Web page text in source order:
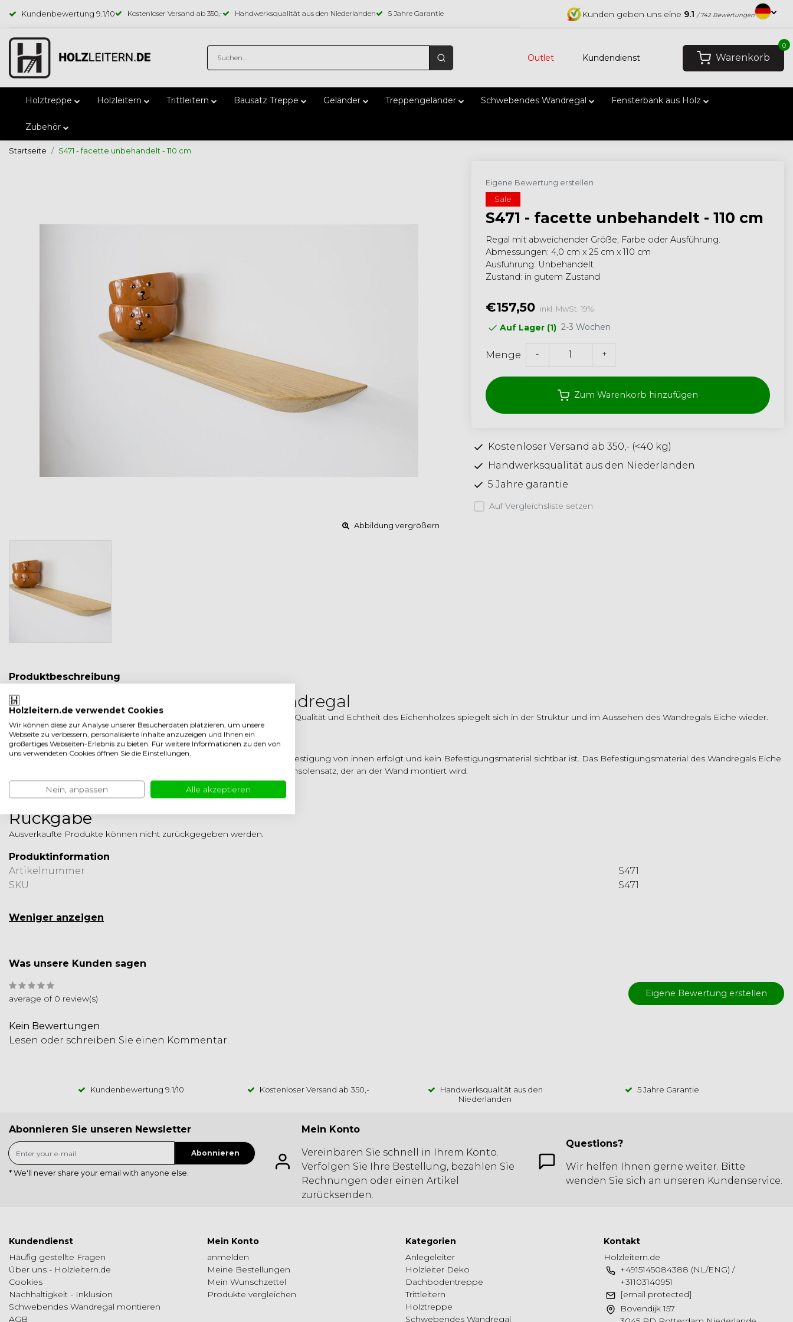
Kundenbewertung 9.1/10 Kostenloser Versand ab 350,- Handwerksqualität aus den Niederlanden 5 Jahre Garantie Kunden geben uns eine 9.1 / 742 Bewertungen
Outlet Kundendienst Warenkorb
0
Holztreppe Holzleitern Trittleitern Bausatz Treppe Geländer Treppengeländer Schwebendes Wandregal Fensterbank aus Holz
Zubehör
Startseite S471 - facette unbehandelt - 110 cm
Abbildung vergrößern
Eigene Bewertung erstellen
Sale
S471 - facette unbehandelt - 110 cm
Regal mit abweichender Größe, Farbe oder Ausführung.
Abmessungen: 4,0 cm x 25 cm x 110 cm
Ausführung: Unbehandelt
Zustand: in gutem Zustand
€157,50 inkl. MwSt. 19%
Auf Lager (1) 2-3 Wochen
Menge - +
Zum Warenkorb hinzufügen
Kostenloser Versand ab 350,- (<40 kg)
Handwerksqualität aus den Niederlanden
5 Jahre garantie
Auf Vergleichsliste setzen
Produktbeschreibung
Schwebendes unbehandeltes Wandregal
Das Wandregal Eiche ist aus hochwertigem Eichenholz gefertigt. Die Qualität und Echtheit des Eichenholzes spiegelt sich in der Struktur und im Aussehen des Wandregals Eiche wieder.
Montage
Dieses Regal kann blind montiert werden. Das bedeutet, dass die Befestigung von innen erfolgt und kein Befestigungsmaterial sichtbar ist. Das Befestigungsmaterial des Wandregals Eiche
ist im Lieferumfang enthalten. Befestigt wird das Regal mit einem Konsolensatz, der an der Wand montiert wird.
Die Selbstmontage ist sehr einfach. Sehen Sie hier ist die Anleitung.
Rückgabe
Ausverkaufte Produkte können nicht zurückgegeben werden.
Produktinformation
Artikelnummer
S471
SKU
S471
Weniger anzeigen
Was unsere Kunden sagen
average of 0 review(s) Eigene Bewertung erstellen
Kein Bewertungen
Lesen oder schreiben Sie einen Kommentar
Kundenbewertung 9.1/10 Kostenloser Versand ab 350,-
Handwerksqualität aus den
Niederlanden
5 Jahre Garantie
Abonnieren Sie unseren Newsletter
Abonnieren
* We'll never share your email with anyone else.
Mein Konto
Vereinbaren Sie schnell in Ihrem Konto.
Verfolgen Sie Ihre Bestellung, bezahlen Sie
Rechnungen oder einen Artikel
zurücksenden.
Questions?
Wir helfen Ihnen gerne weiter. Bitte
wenden Sie sich an unseren Kundenservice.
Kundendienst
Häufig gestellte Fragen
Über uns - Holzleitern.de
Cookies
Nachhaltigkeit - Inklusion
Schwebendes Wandregal montieren
AGB
Mein Konto
anmelden
Meine Bestellungen
Mein Wunschzettel
Produkte vergleichen
Kategorien
Anlegeleiter
Holzleiter Deko
Dachbodentreppe
Trittleitern
Holztreppe
Schwebendes Wandregal
Kontakt
Holzleitern.de
+4915145084388 (NL/ENG) /
+31103140951
[email protected]
Bovendijk 157
Holzleitern.de verwendet Cookies
Wir können diese zur Analyse unserer Besucherdaten platzieren, um unsere
Webseite zu verbessern, personalisierte Inhalte anzuzeigen und Ihnen ein
großartiges Webseiten-Erlebnis zu bieten. Für weitere Informationen zu den von
uns verwendeten Cookies öffnen Sie die Einstellungen.
Nein, anpassen Alle akzeptieren